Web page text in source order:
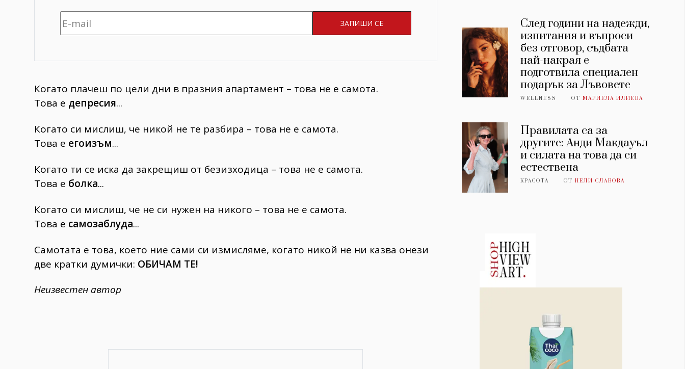
Когато плачеш по цели дни в празния апартамент – това не е самота.
Това е депресия...
Когато си мислиш, че никой не те разбира – това не е самота.
Това е егоизъм...
Когато ти се иска да закрещиш от безизходица – това не е самота.
Това е болка...
Когато си мислиш, че не си нужен на никого – това не е самота.
Това е самозаблуда...
Самотата е това, което ние сами си измисляме, когато никой не ни казва онези
две кратки думички: ОБИЧАМ ТЕ!
Неизвестен автор
След години на надежди,
изпитания и въпроси
без отговор, съдбата
най-накрая е
подготвила специален
подарък за Лъвовете
WELLNESS ОТМАРИЕЛА ИЛИЕВА
Правилата са за
другите: Анди Макдауъл
и силата на това да си
естествена
КРАСОТА ОТНЕЛИ СЛАВОВА